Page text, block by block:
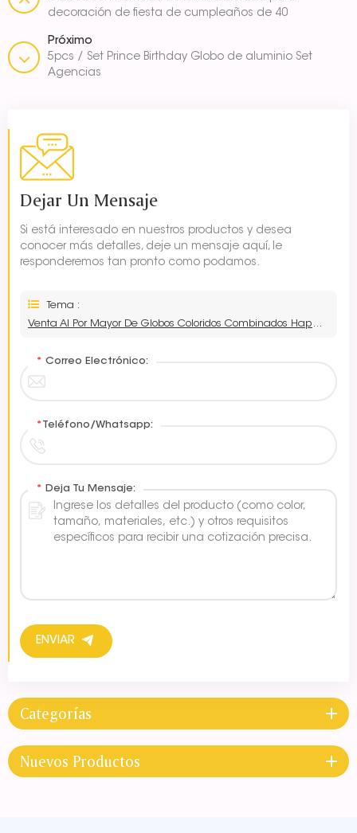
decoración de fiesta de cumpleaños de 40
Próximo
5pcs / Set Prince Birthday Globo de aluminio Set
Agencias
Dejar Un Mensaje
Si está interesado en nuestros productos y desea
conocer más detalles, deje un mensaje aquí, le
responderemos tan pronto como podamos.
Tema :
Venta Al Por Mayor De Globos Coloridos Combinados Happy B.Day
* Correo Electrónico:
* Teléfono/Whatsapp:
* Deja Tu Mensaje:
ENVIAR
Categorías
Nuevos Productos